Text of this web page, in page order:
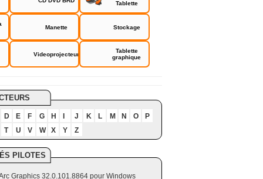
Tablette
Manette Stockage
Videoprojecteur
Tablette
graphique
Catalyst
D E F G H J K L M N O
P
T
U V W X Y Z
PILOTES
Graphics 32.0.101.8864 pour Windows